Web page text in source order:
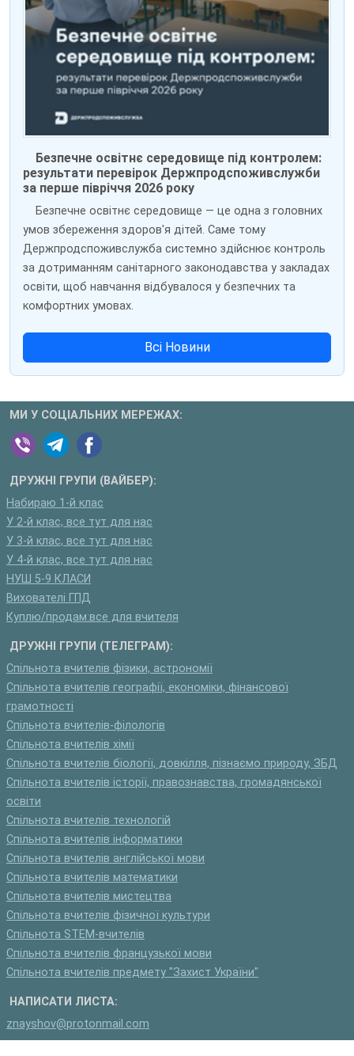
Безпечне освітнє середовище під контролем:
результати перевірок Держпродспоживслужби
за перше півріччя 2026 року
Безпечне освітнє середовище — це одна з головних
умов збереження здоров'я дітей. Саме тому
Держпродспоживслужба системно здійснює контроль
за дотриманням санітарного законодавства у закладах
освіти, щоб навчання відбувалося у безпечних та
комфортних умовах.
Всі Новини
МИ У СОЦІАЛЬНИХ МЕРЕЖАХ:
ДРУЖНІ ГРУПИ (ВАЙБЕР):
Набираю 1-й клас
У 2-й клас, все тут для нас
У 3-й клас, все тут для нас
У 4-й клас, все тут для нас
НУШ 5-9 КЛАСИ
Вихователі ГПД
Куплю/продам:все для вчителя
ДРУЖНІ ГРУПИ (ТЕЛЕГРАМ):
Спільнота вчителів фізики, астрономії
Спільнота вчителів географії, економіки, фінансової
грамотності
Спільнота вчителів-філологів
Спільнота вчителів хімії
Спільнота вчителів біології, довкілля, пізнаємо природу, ЗБД
Спільнота вчителів історії, правознавства, громадянської
освіти
Спільнота вчителів технологій
Спільнота вчителів інформатики
Спільнота вчителів англійської мови
Спільнота вчителів математики
Спільнота вчителів мистецтва
Спільнота вчителів фізичної культури
Спільнота STEM-вчителів
Спільнота вчителів французької мови
Спільнота вчителів предмету "Захист України"
НАПИСАТИ ЛИСТА:
znayshov@protonmail.com